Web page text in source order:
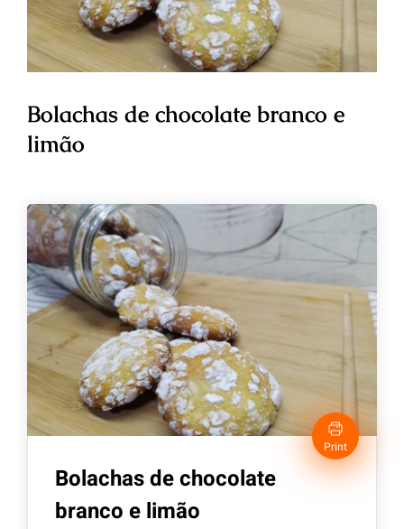
Bolachas de chocolate branco e
limão
Print
Bolachas de chocolate
branco e limão